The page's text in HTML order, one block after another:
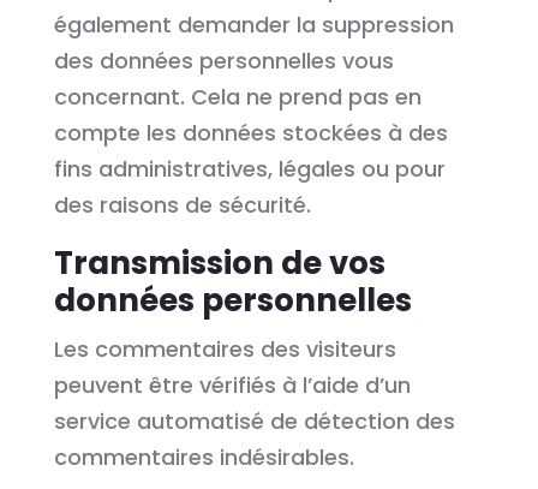
également demander la suppression
des données personnelles vous
concernant. Cela ne prend pas en
compte les données stockées à des
fins administratives, légales ou pour
des raisons de sécurité.
Transmission de vos
données personnelles
Les commentaires des visiteurs
peuvent être vérifiés à l’aide d’un
service automatisé de détection des
commentaires indésirables.